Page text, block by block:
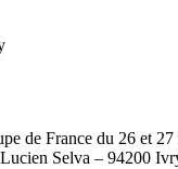
de France du 26 et
Selva – 94200